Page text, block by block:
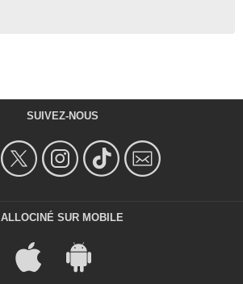
SUIVEZ-NOUS
ALLOCINÉ SUR MOBILE